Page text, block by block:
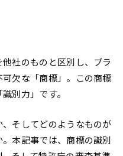
社のものと区別し、ブラ
欠な「商標」。この商標
別力」です。
そしてどのようなものが
本記事では、商標の識別